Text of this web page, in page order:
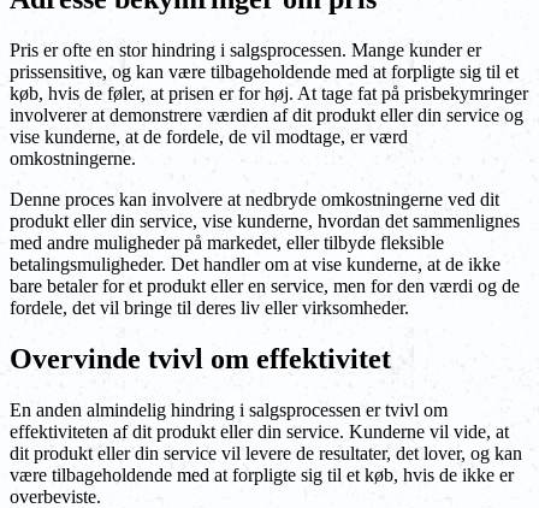
Pris er ofte en stor hindring i salgsprocessen. Mange kunder er
prissensitive, og kan være tilbageholdende med at forpligte sig til et
køb, hvis de føler, at prisen er for høj. At tage fat på prisbekymringer
involverer at demonstrere værdien af dit produkt eller din service og
vise kunderne, at de fordele, de vil modtage, er værd
omkostningerne.
Denne proces kan involvere at nedbryde omkostningerne ved dit
produkt eller din service, vise kunderne, hvordan det sammenlignes
med andre muligheder på markedet, eller tilbyde fleksible
betalingsmuligheder. Det handler om at vise kunderne, at de ikke
bare betaler for et produkt eller en service, men for den værdi og de
fordele, det vil bringe til deres liv eller virksomheder.
Overvinde tvivl om effektivitet
En anden almindelig hindring i salgsprocessen er tvivl om
effektiviteten af dit produkt eller din service. Kunderne vil vide, at
dit produkt eller din service vil levere de resultater, det lover, og kan
være tilbageholdende med at forpligte sig til et køb, hvis de ikke er
overbeviste.